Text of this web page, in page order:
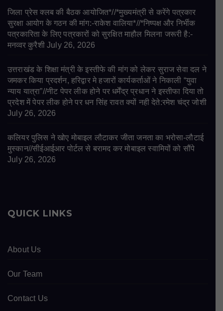
जिला प्रेस क्लब की बैठक आयोजित*//*मुख्यमंत्री से करेंगे पत्रकार
सुरक्षा आयोग के गठन की मांग:-राकेश वालिया*//*निष्पक्ष और निर्भीक
पत्रकारिता के लिए पत्रकारों को सुरक्षित माहौल मिलना जरूरी है:-
मनव्वर कुरैशी July 26, 2026
उत्तराखंड के शिक्षा मंत्री के इस्तीफे की मांग को लेकर सुराज सेवा दल ने
जमकर किया प्रदर्शन, हरिद्वार मे हजारों कार्यकर्ताओं ने निकाली “युवा
न्याय यात्रा”//नीट पेपर लीक होने पर धर्मेंद्र प्रधान ने इस्तीफा दिया तो
प्रदेश में पेपर लीक होने पर धन सिंह रावत क्यों नही देते:रमेश चंद्र जोशी
July 26, 2026
कलियर पुलिस ने खोए मोबाइल लौटाकर जीता जनता का भरोसा-लौटाई
मुस्कान//सीईआईआर पोर्टल से बरामद कर मोबाइल स्वामियों को सौंपे
July 26, 2026
QUICK LINKS
About Us
Our Team
Contact Us